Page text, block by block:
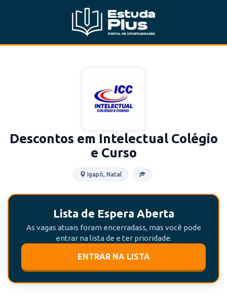
Descontos em Intelectual Colégio
e Curso
Igapó, Natal
Lista de Espera Aberta
As vagas atuais foram encerradass, mas você pode
entrar na lista de e ter prioridade.
ENTRAR NA LISTA